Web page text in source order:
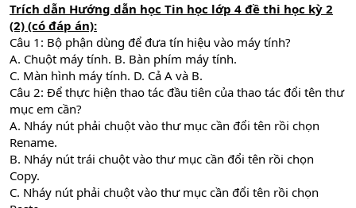
Trích dẫn Hướng dẫn học Tin học lớp 4 đề thi học kỳ 2
(2) (có đáp án):
Câu 1: Bộ phận dùng để đưa tín hiệu vào máy tính?
A. Chuột máy tính. B. Bàn phím máy tính.
C. Màn hình máy tính. D. Cả A và B.
Câu 2: Để thực hiện thao tác đầu tiên của thao tác đổi tên thư
mục em cần?
A. Nháy nút phải chuột vào thư mục cần đổi tên rồi chọn
Rename.
B. Nháy nút trái chuột vào thư mục cần đổi tên rồi chọn
Copy.
C. Nháy nút phải chuột vào thư mục cần đổi tên rồi chọn